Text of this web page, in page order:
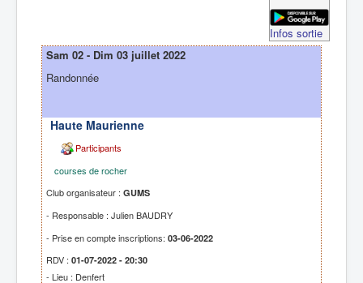
Infos sortie
Sam 02 - Dim 03 juillet 2022
Randonnée
Haute Maurienne
Participants
courses de rocher
Club organisateur : GUMS
- Responsable : Julien BAUDRY
- Prise en compte inscriptions: 03-06-2022
RDV : 01-07-2022 - 20:30
- Lieu : Denfert